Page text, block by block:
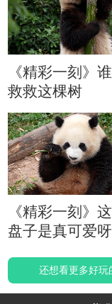
《精彩一刻》
救救这棵树
《精彩一刻》
盘子是真可爱呀
还想看更多好玩